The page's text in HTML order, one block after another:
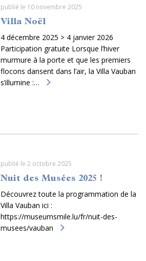
publié le 10 novembre 2025
Villa Noël
4 décembre 2025 > 4 janvier 2026
Participation gratuite Lorsque l’hiver
murmure à la porte et que les premiers
flocons dansent dans l’air, la Villa Vauban
s’illumine :…
publié le 2 octobre 2025
Nuit des Musées 2025 !
Découvrez toute la programmation de la
Villa Vauban ici :
https://museumsmile.lu/fr/nuit-des-
musees/vauban